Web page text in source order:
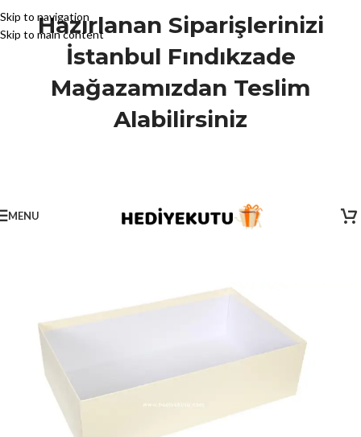
Skip to navigation
Skip to main content
Hazırlanan Siparişlerinizi
İstanbul Fındıkzade
Mağazamızdan Teslim
Alabilirsiniz
MENU